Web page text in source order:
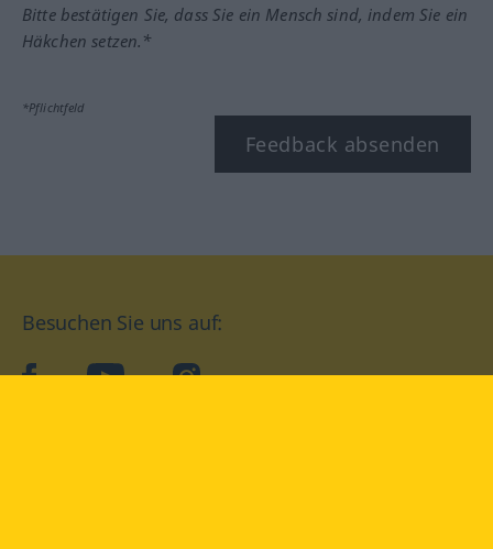
Bitte bestätigen Sie, dass Sie ein Mensch sind, indem Sie ein
Häkchen setzen.*
*Pflichtfeld
Feedback absenden
Besuchen Sie uns auf:
facebookYouTube Instagram